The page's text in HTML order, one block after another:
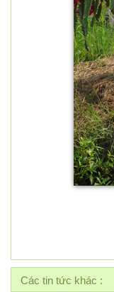
Các tin tức khác :